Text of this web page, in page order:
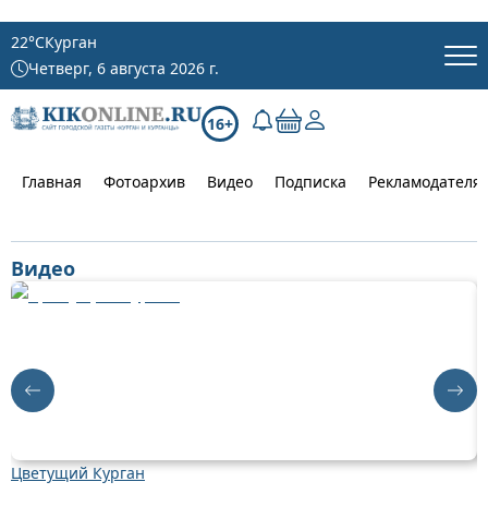
22°CКурган
Четверг, 6 августа 2026 г.
16+
Главная Фотоархив Видео Подписка
Видео
Цветущий Курган